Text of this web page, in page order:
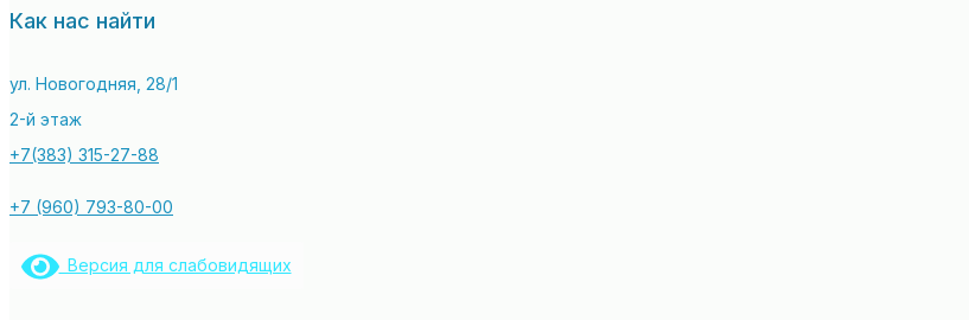
Как нас найти
ул. Новогодняя, 28/1
2-й этаж
+7(383) 315-27-88
+7 (960) 793-80-00
Версия для слабовидящих